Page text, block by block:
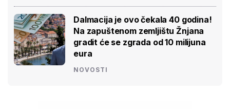
Dalmacija je ovo čekala 40 godina!
Na zapuštenom zemljištu Žnjana
gradit će se zgrada od 10 milijuna
eura
NOVOSTI